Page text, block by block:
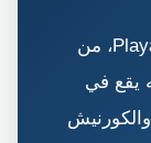
شاطئ فينوس ماربيا، أو Playa de la Venus، من
يقع في
والكورنيش